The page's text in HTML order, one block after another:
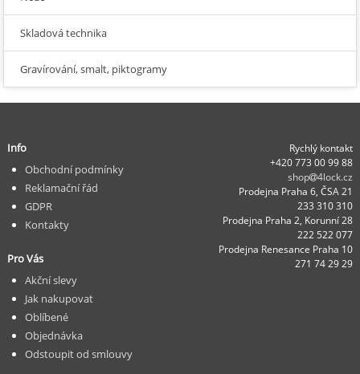
Skladová technika
Gravírování, smalt, piktogramy
Rychlý kontakt
+420 773 00 99 88
shop
4lock.cz
Prodejna Praha 6, ČSA 21
233 310 310
Prodejna Praha 2, Korunní 28
222 522 077
Prodejna Renesance Praha 10
271 74 29 29
Info
Obchodní podmínky
Reklamační řád
GDPR
Kontakty
Pro Vás
Akční slevy
Jak nakupovat
Oblíbené
Objednávka
Odstoupit od smlouvy